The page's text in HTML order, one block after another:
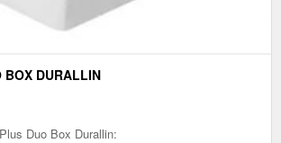
BOX DURALLIN
Duo Box Durallin: